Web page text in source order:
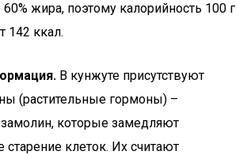
жира, поэтому калорийность 100 г
142 ккал.
В кунжуте присутствуют
(растительные гормоны) –
которые замедляют
старение клеток. Их считают